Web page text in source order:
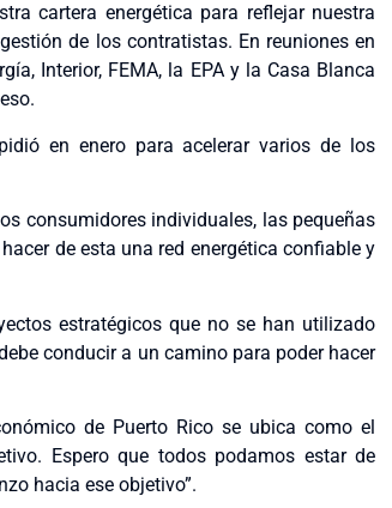
cartera energética para reflejar nuestra
de los contratistas. En reuniones en
Interior, FEMA, la EPA y la Casa Blanca
en enero para acelerar varios de los
consumidores individuales, las pequeñas
de esta una red energética confiable y
estratégicos que no se han utilizado
conducir a un camino para poder hacer
de Puerto Rico se ubica como el
Espero que todos podamos estar de
hacia ese objetivo”.